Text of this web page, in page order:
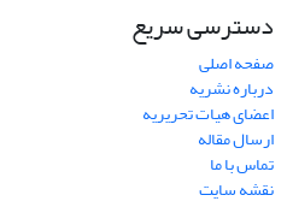
دسترسی سریع
صفحه اصلی
درباره نشریه
اعضای هیات تحریریه
ارسال مقاله
تماس با ما
نقشه سایت